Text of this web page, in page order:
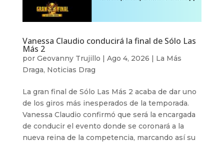
Vanessa Claudio conducirá la final de Sólo Las
Más 2
por Geovanny Trujillo | Ago 4, 2026 | La Más
Draga, Noticias Drag
La gran final de Sólo Las Más 2 acaba de dar uno
de los giros más inesperados de la temporada.
Vanessa Claudio confirmó que será la encargada
de conducir el evento donde se coronará a la
nueva reina de la competencia, marcando así su